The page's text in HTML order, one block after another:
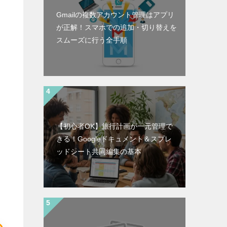
Gmailの複数アカウント管理はアプリ
が正解！スマホでの追加・切り替えを
スムーズに行う全手順
【初心者OK】旅行計画が一元管理で
きる！Googleドキュメント＆スプレ
ッドシート共同編集の基本